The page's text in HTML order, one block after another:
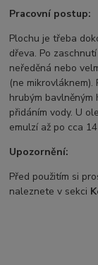
Pracovní postup:
Plochu je třeba
dřeva. Po
neředěná nebo
(ne
hrubým bavlněným
přidáním vody. U
emulzí až po cca
Upozornění:
Před použitím si
naleznete v sekci